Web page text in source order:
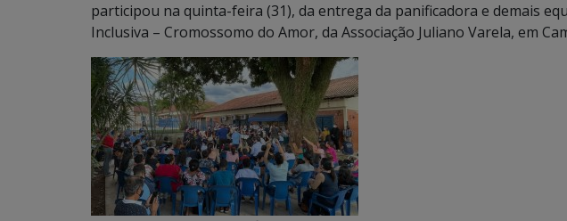
participou na quinta-feira (31), da entrega da panificadora e demais
Inclusiva – Cromossomo do Amor, da Associação Juliano Varela, em